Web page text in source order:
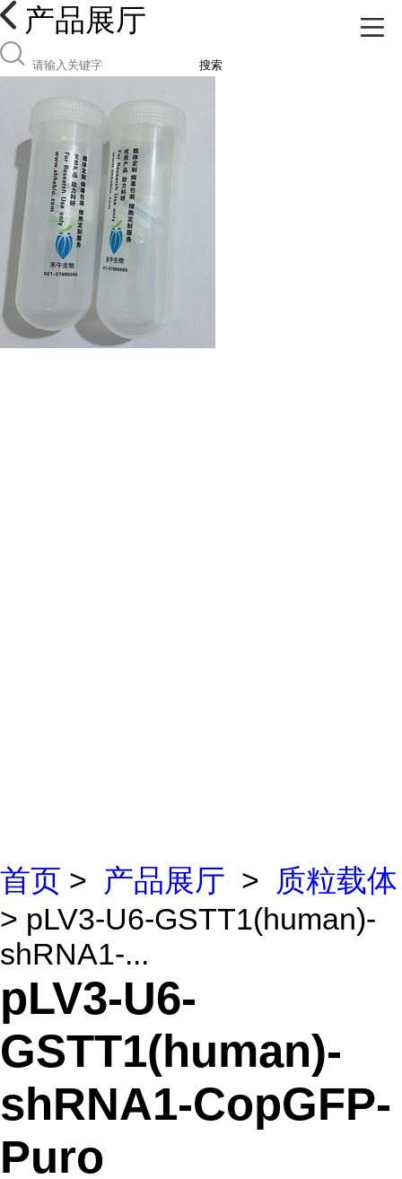
产品展厅
搜索
首页 > 产品展厅 >
质粒载体
> pLV3-U6-GSTT1(human)-
shRNA1-...
pLV3-U6-
GSTT1(human)-
shRNA1-CopGFP-
Puro